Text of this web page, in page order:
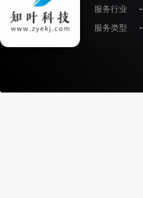
服务行业
服务类型